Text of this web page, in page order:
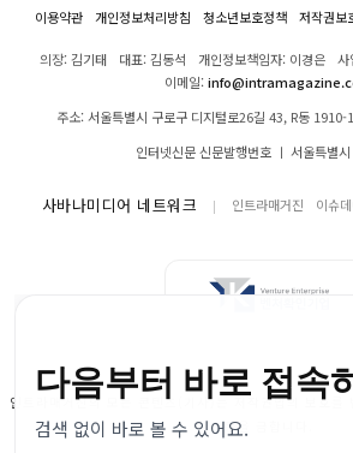
이용약관 개인정보처리방침 청소년보호정책 저작권보
의장: 김기태 대표: 김동석 개인정보책임자: 이경은
사
이메일:
주소: 서울특별시 구로구 디지털로26길 43, R동 1910-
인터넷신문 신문발행번호 ㅣ 서울특별
사바나미디어 네트워크 인트라매거진 이슈
인트라매거진의 모든 콘텐츠(기사)는 저작권법의 보호
등을 금합니다.
다음부터 바로 접속
검색 없이 바로 볼 수 있어요.